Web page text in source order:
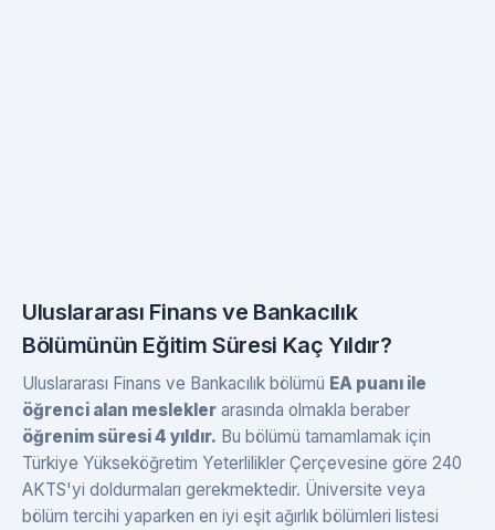
Uluslararası Finans ve Bankacılık
Bölümünün Eğitim Süresi Kaç Yıldır?
Uluslararası Finans ve Bankacılık bölümü EA puanı ile
öğrenci alan meslekler arasında olmakla beraber
öğrenim süresi 4 yıldır. Bu bölümü tamamlamak için
Türkiye Yükseköğretim Yeterlilikler Çerçevesine göre 240
AKTS'yi doldurmaları gerekmektedir. Üniversite veya
bölüm tercihi yaparken en iyi eşit ağırlık bölümleri listesi